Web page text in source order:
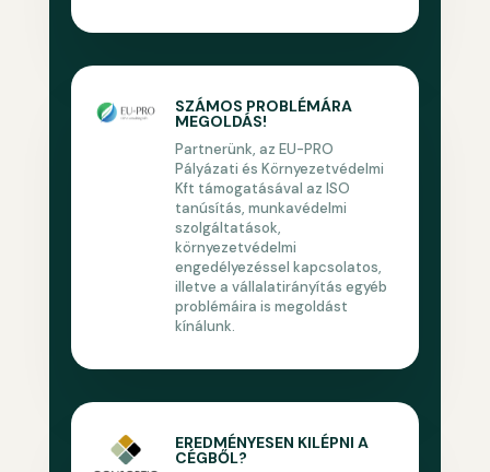
SZÁMOS PROBLÉMÁRA
MEGOLDÁS!
Partnerünk, az EU-PRO
Pályázati és Környezetvédelmi
Kft támogatásával az ISO
tanúsítás, munkavédelmi
szolgáltatások,
környezetvédelmi
engedélyezéssel kapcsolatos,
illetve a vállalatirányítás egyéb
problémáira is megoldást
kínálunk.
EREDMÉNYESEN KILÉPNI A
CÉGBŐL?